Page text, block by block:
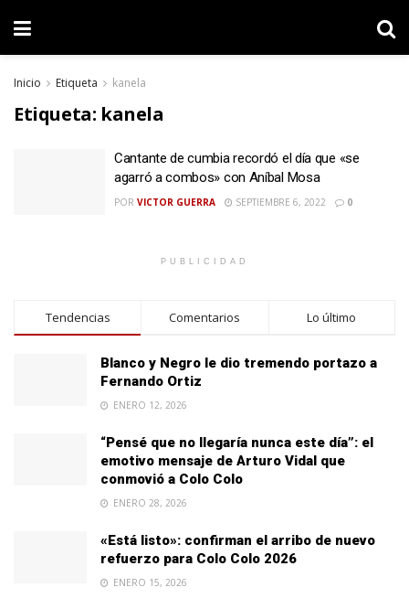
Inicio Etiqueta kanela
Etiqueta: kanela
Cantante de cumbia recordó el día que «se
agarró a combos» con Aníbal Mosa
POR VICTOR GUERRA SEPTIEMBRE 6, 2022 0
PUBLICIDAD
Tendencias Comentarios Lo último
Blanco y Negro le dio tremendo portazo a
Fernando Ortiz
ENERO 12, 2026
“Pensé que no llegaría nunca este día”: el
emotivo mensaje de Arturo Vidal que
conmovió a Colo Colo
ENERO 28, 2026
«Está listo»: confirman el arribo de nuevo
refuerzo para Colo Colo 2026
ENERO 15, 2026